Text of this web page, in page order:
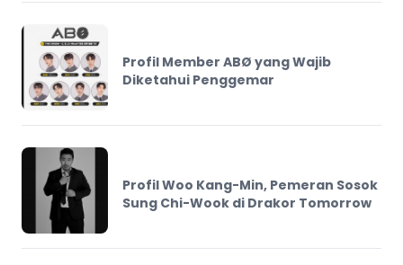
Profil Member ABØ yang Wajib
Diketahui Penggemar
Profil Woo Kang-Min, Pemeran Sosok
Sung Chi-Wook di Drakor Tomorrow